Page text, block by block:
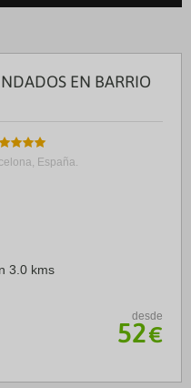
EN BARRIO
España.
3.0 kms
desde
52€